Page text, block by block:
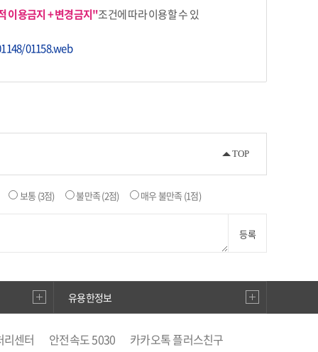
이용금지 + 변경금지"조건에 따라 이용할 수 있
01158.web
TOP
보통(3점) 불만족(2점) 매우 불만족 (1점)
등록
유용한정보
징수분)신고·납부
안전신문고